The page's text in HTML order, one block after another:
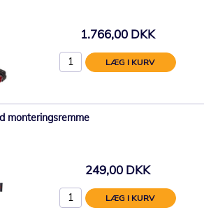
1.766,00 DKK
LÆG I KURV
monteringsremme
249,00 DKK
LÆG I KURV